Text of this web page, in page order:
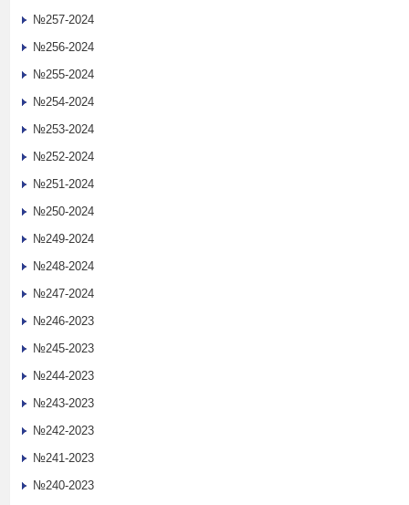
№257-2024
№256-2024
№255-2024
№254-2024
№253-2024
№252-2024
№251-2024
№250-2024
№249-2024
№248-2024
№247-2024
№246-2023
№245-2023
№244-2023
№243-2023
№242-2023
№241-2023
№240-2023